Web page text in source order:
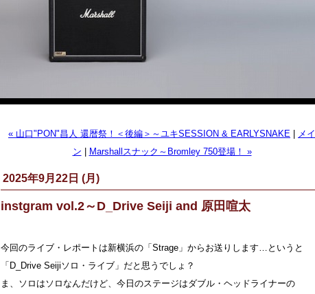
« 山口"PON"昌人 還暦祭！＜後編＞～ユキSESSION & EARLYSNAKE
メイ
ン
Marshallスナック～Bromley 750登場！ »
2025年9月22日 (月)
instgram vol.2～D_Drive Seiji and 原田喧太
今回のライブ・レポートは新横浜の「Strage」からお送りします…というと
「D_Drive Seijiソロ・ライブ」だと思うでしょ？
ま、ソロはソロなんだけど、今日のステージはダブル・ヘッドライナーの